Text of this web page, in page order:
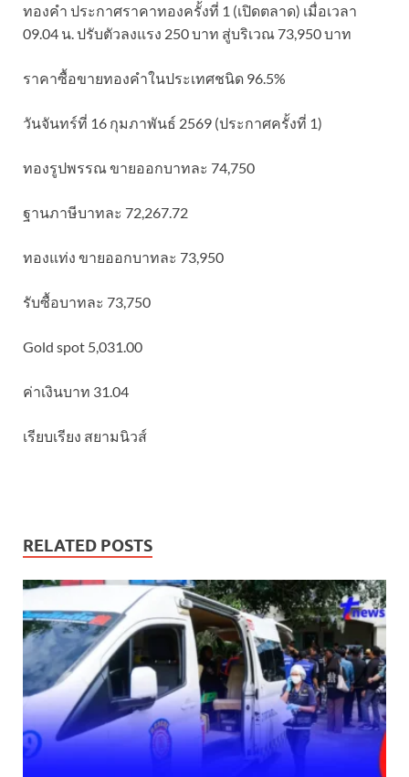
ทองคำ ประกาศราคาทองครั้งที่ 1 (เปิดตลาด) เมื่อเวลา
09.04 น. ปรับตัวลงแรง 250 บาท สู่บริเวณ 73,950 บาท
ราคาซื้อขายทองคําในประเทศชนิด 96.5%
วันจันทร์ที่ 16 กุมภาพันธ์ 2569 (ประกาศครั้งที่ 1)
ทองรูปพรรณ ขายออกบาทละ 74,750
ฐานภาษีบาทละ 72,267.72
ทองแท่ง ขายออกบาทละ 73,950
รับซื้อบาทละ 73,750
Gold spot 5,031.00
ค่าเงินบาท 31.04
เรียบเรียง สยามนิวส์
RELATED POSTS